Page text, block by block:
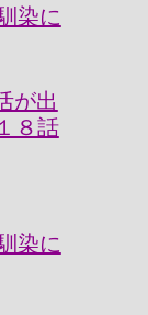
染に
が出
８話
染に